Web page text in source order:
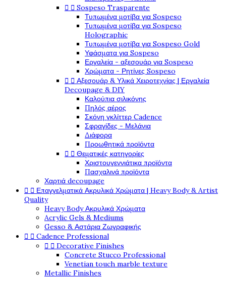
  Sospeso Trasparente
Τυπωμένα μοτίβα για Sospeso
Τυπωμένα μοτίβα για Sospeso
Holographic
Τυπωμένα μοτίβα για Sospeso Gold
Υφάσματα για Sospeso
Εργαλεία - αξεσουάρ για Sospeso
Χρώματα - Ρητίνες Sospeso
  Αξεσουάρ & Υλικά Χειροτεχνίας | Εργαλεία
Decoupage & DIY
Καλούπια σιλικόνης
Πηλός αέρος
Σκόνη γκλίττερ Cadence
Σφραγίδες - Μελάνια
Διάφορα
Προωθητικά προϊόντα
  Θεματικές κατηγορίες
Χριστουγεννιάτικα προϊόντα
Πασχαλινά προϊόντα
Χαρτιά decoupage
  Επαγγελματικά Ακρυλικά Χρώματα | Heavy Body & Artist
Quality
Heavy Body Ακρυλικά Χρώματα
Acrylic Gels & Mediums
Gesso & Αστάρια Ζωγραφικής
  Cadence Professional
  Decorative Finishes
Concrete Stucco Professional
Venetian touch marble texture
Metallic Finishes